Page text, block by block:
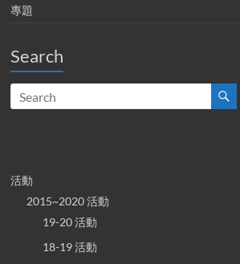
專題
Search
活動
2015~2020 活動
19-20 活動
18-19 活動